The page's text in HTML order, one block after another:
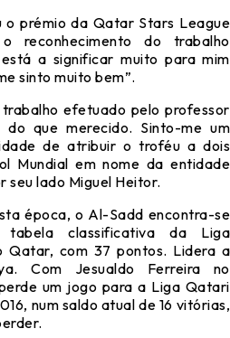
o prémio da Qatar Stars League
reconhecimento do trabalho
a significar muito para mim
sinto muito bem”.
efetuado pelo professor
do que merecido. Sinto-me um
de atribuir o troféu a dois
Mundial em nome da entidade
seu lado Miguel Heitor.
época, o Al-Sadd encontra-se
classificativa da Liga
Qatar, com 37 pontos. Lidera a
Com Jesualdo Ferreira no
um jogo para a Liga Qatari
num saldo atual de 16 vitórias,